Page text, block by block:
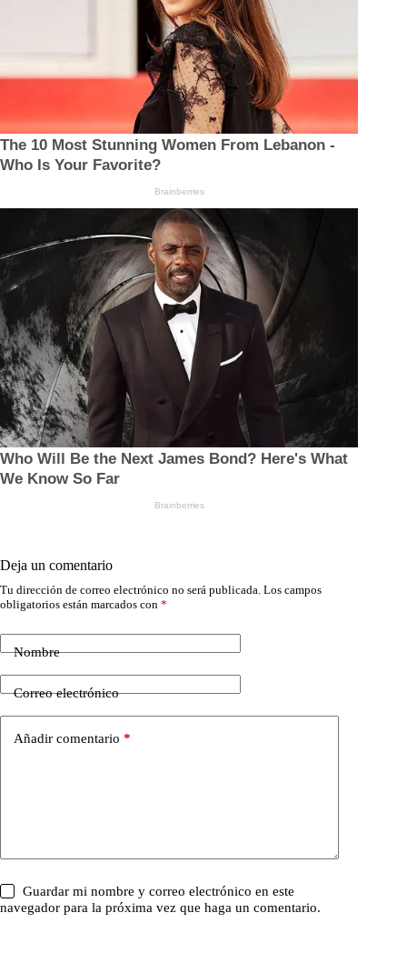
Deja un comentario
Tu dirección de correo electrónico no será publicada. Los campos
obligatorios están marcados con *
Nombre
Correo electrónico
Añadir comentario *
Guardar mi nombre y correo electrónico en este
navegador para la próxima vez que haga un comentario.